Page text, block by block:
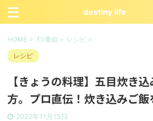
destiny life
HOME > TV番組 > レシピ >
レシピ
【きょうの料理】五目炊き
方。プロ直伝！炊き込みご飯
2022年11月15日